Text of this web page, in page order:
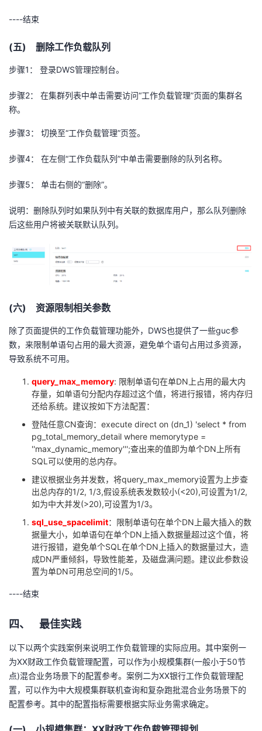
----结束
(五) 删除工作负载队列
步骤1 ： 登录DWS管理控制台。
步骤2： 在集群列表中单击需要访问“工作负载管理”页面的集群名
称。
步骤3： 切换至“工作负载管理”页签。
步骤4： 在左侧“工作负载队列”中单击需要删除的队列名称。
步骤5： 单击右侧的“删除”。
说明：删除队列时如果队列中有关联的数据库用户，那么队列删除
后这些用户将被关联默认队列。
(六) 资源限制相关参数
除了页面提供的工作负载管理功能外， DWS也提供了一些guc参
数，来限制单语句占用的最大资源，避免单个语句占用过多资源，
导致系统不可用。
query_max_memory: 限制单语句在单DN 上占用的最大内
存量，如单语句分配内存超过这个值，将进行报错，将内存归
还给系统。建议按如下方法配置：
登陆任意CN查询： execute direct on (dn_1) 'select * from
pg_total_memory_detail where memorytype =
''max_dynamic_memory''';查出来的值即为单个DN 上所有
SQL可以使用的总内存。
建议根据业务并发数，将query_max_memory设置为上步查
出总内存的1/2, 1/3,假设系统表发数较小(<20),可设置为1/2,
如为中大并发(>20),可设置为1/3。
sql_use_spacelimit：限制单语句在单个DN 上最大插入的数
据量大小，如单语句在单个DN 上插入数据量超过这个值，将
进行报错，避免单个SQL在单个DN 上插入的数据量过大，造
成DN严重倾斜，导致性能差，及磁盘满问题。建议此参数设
置为单DN可用总空间的1/5。
----结束
四、 最佳实践
以下以两个实践案例来说明工作负载管理的实际应用。其中案例一
为XX财政工作负载管理配置，可以作为小规模集群(一般小于50节
点)混合业务场景下的配置参考。案例二为XX银行工作负载管理配
置，可以作为中大规模集群联机查询和复杂跑批混合业务场景下的
配置参考。其中的配置指标需要根据实际业务需求确定。